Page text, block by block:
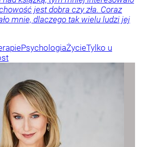
jest dobra czy zła. Coraz
mnie, dlaczego tak wielu ludzi jej
PsychologiaŻycieTylko u